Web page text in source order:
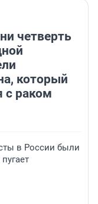
четверть
который
с раком
в России были